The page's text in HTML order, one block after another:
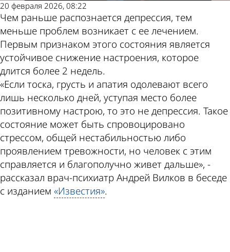
20 февраля 2026, 08:22
Чем раньше распознается депрессия, тем
меньше проблем возникает с ее лечением.
Первым признаком этого состояния является
устойчивое снижение настроения, которое
длится более 2 недель.
«Если тоска, грусть и апатия одолевают всего
лишь несколько дней, уступая место более
позитивному настрою, то это не депрессия. Такое
состояние может быть спровоцировано
стрессом, общей нестабильностью либо
проявлением тревожности, но человек с этим
справляется и благополучно живет дальше», -
рассказал врач-психиатр Андрей Вилков в беседе
с изданием «Известия».